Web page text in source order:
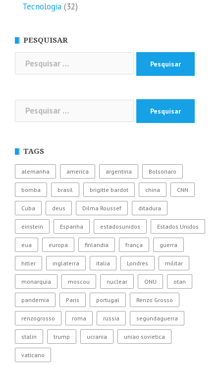
Tecnologia (32)
PESQUISAR
por:
Pesquisar
por:
TAGS
alemanha america argentina Bolsonaro
bomba brasil brigitte bardot china CNN
Cuba deus Dilma Roussef ditadura
einstein Espanha estadosunidos Estados Unidos
eua europa finlandia frança guerra
hitler inglaterra italia Londres militar
monarquia moscou nuclear ONU otan
pandemia Paris portugal Renzo Grosso
renzogrosso roma russia segundaguerra
stalin trump ucrania uniao sovietica
vaticano